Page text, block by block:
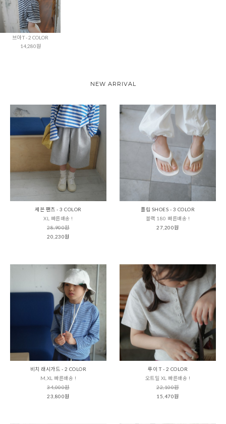
브아 T - 2 COLOR
14,280원
NEW ARRIVAL
세븐 팬츠 - 3 COLOR
XL 빠른배송 !
28,900원
20,230원
플립 SHOES - 3 COLOR
블랙 180 빠른배송 !
27,200원
비치 래시가드 - 2 COLOR
M,XL 빠른배송 !
34,000원
23,800원
루이 T - 2 COLOR
오트밀 XL 빠른배송 !
22,100원
15,470원